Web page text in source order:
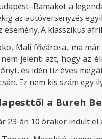
a
az autóversenyzés
A klasszikus
Mali fővárosa, ma
jelenti azt, hogy az
és idén tíz éves
Ez nem kis szám egy
a Bureh
23-án 10 órakor indult